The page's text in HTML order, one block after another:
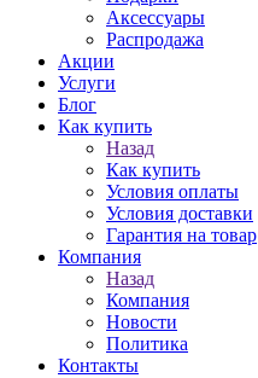
Аксессуары
Распродажа
Акции
Услуги
Блог
Как купить
Назад
Как купить
Условия оплаты
Условия доставки
Гарантия на товар
Компания
Назад
Компания
Новости
Политика
Контакты